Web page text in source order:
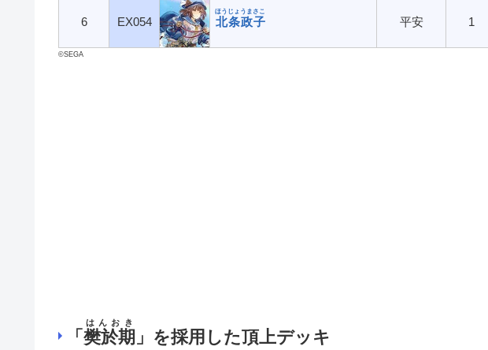
6 EX054 北条政子
ほうじょうまさこ
平安 1
©SEGA
「 樊於期
はんおき
」を採用した頂上デッキ